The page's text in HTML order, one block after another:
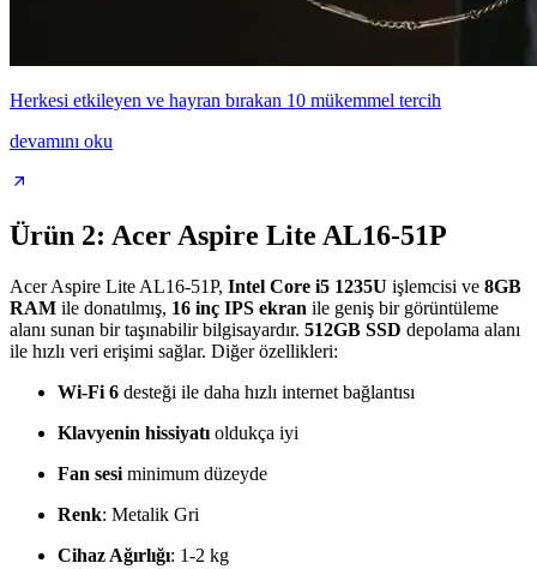
Herkesi etkileyen ve hayran bırakan 10 mükemmel tercih
devamını oku
Ürün 2: Acer Aspire Lite AL16-51P
Acer Aspire Lite AL16-51P, Intel Core i5 1235U işlemcisi ve 8GB
RAM ile donatılmış, 16 inç IPS ekran ile geniş bir görüntüleme
alanı sunan bir taşınabilir bilgisayardır. 512GB SSD depolama alanı
ile hızlı veri erişimi sağlar. Diğer özellikleri:
Wi-Fi 6 desteği ile daha hızlı internet bağlantısı
Klavyenin hissiyatı oldukça iyi
Fan sesi minimum düzeyde
Renk: Metalik Gri
Cihaz Ağırlığı: 1-2 kg